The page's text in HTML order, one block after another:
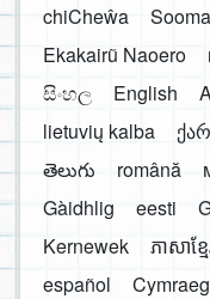
chiCheŵa
Ekakairũ Naoero
සිංහල
English
lietuvių kalba
తెలుగు
română
Gàidhlig
eesti
Kernewek
ភាសាខ្ម
español
Cymraeg